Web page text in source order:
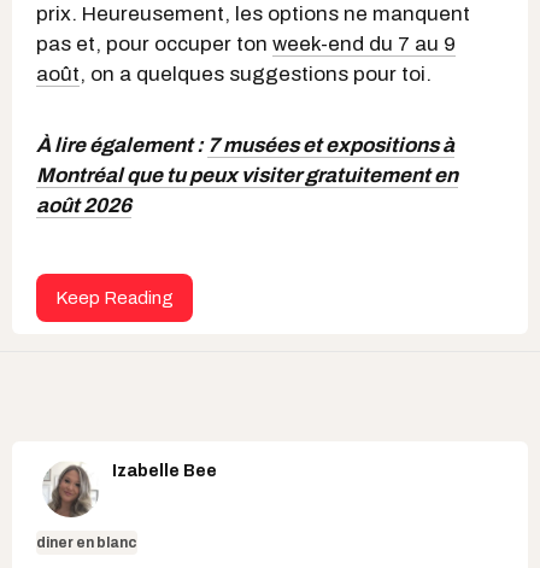
prix. Heureusement, les options ne manquent
pas et, pour occuper ton week-end du 7 au 9
août, on a quelques suggestions pour toi.
À lire également : 7 musées et expositions à
Montréal que tu peux visiter gratuitement en
août 2026
Keep Reading
Izabelle Bee
diner en blanc